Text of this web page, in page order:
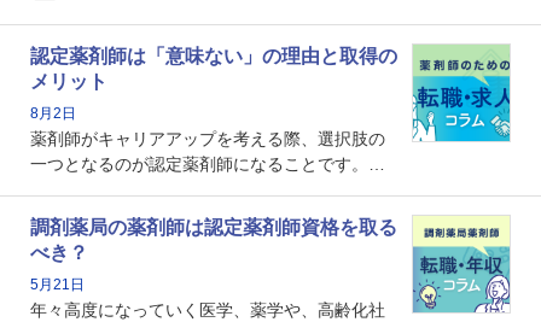
認定薬剤師は「意味ない」の理由と取得の
メリット
8月2日
薬剤師がキャリアアップを考える際、選択肢の
一つとなるのが認定薬剤師になることです。し
という声を聞いたことがあるかもしれません。
本記事では、認定薬剤師が「意味ない」といわ
れる理由や、取得するメリット、年収・キャリ
アへの影響を解説します。
調剤薬局の薬剤師は認定薬剤師資格を取る
べき？
5月21日
年々高度になっていく医学、薬学や、高齢化社